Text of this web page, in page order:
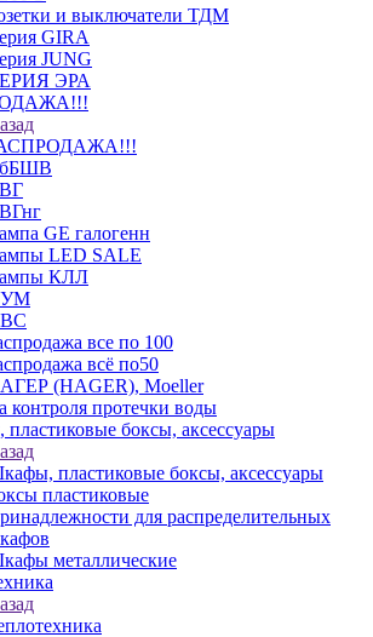
и выключатели ТДМ
GIRA
JUNG
ЭРА
GE галогенн
LED SALE
КЛЛ
все по 100
всё по50
(HAGER), Moeller
контроля протечки воды
боксы, аксессуары
пластиковые боксы, аксессуары
пластиковые
для распределительных
металлические